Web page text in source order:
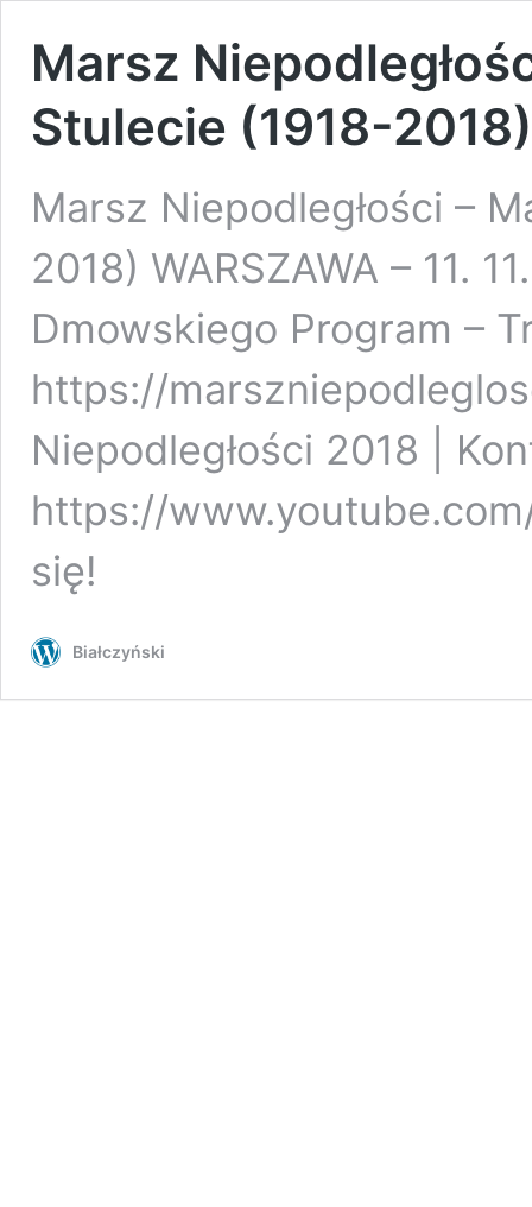
Marsz
Stulecie (1918-2018)
Marsz Niepodległości –
2018) WARSZAWA – 11.
Dmowskiego Program –
https://
Niepodległości 2018 |
https://
się!
Białczyński